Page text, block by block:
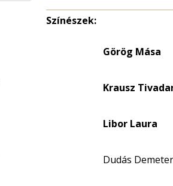
Színészek:
Görög Mása
Krausz
Libor Laura
Dudás Demeter